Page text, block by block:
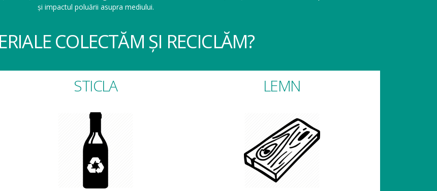
și impactul poluării asupra mediului.
COLECTĂM ȘI RECICLĂM?
STICLA LEMN